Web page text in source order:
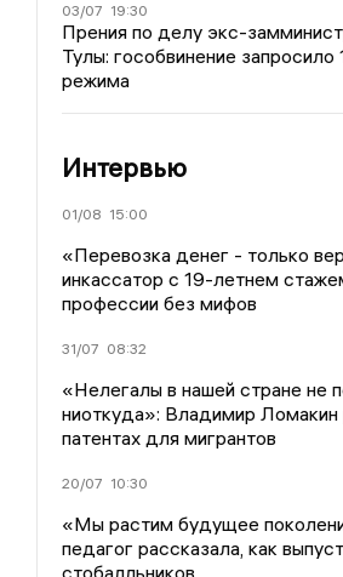
03/07 19:30
Прения по делу экс-
Тулы: гособвинение запросило
режима
Интервью
01/08 15:00
«Перевозка денег - только
инкассатор с 19-летнем
профессии без мифов
31/07 08:32
«Нелегалы в нашей стране не
ниоткуда»: Владимир Ломакин
патентах для мигрантов
20/07 10:30
«Мы растим будущее
педагог рассказала, как
стобалльников